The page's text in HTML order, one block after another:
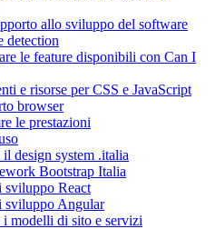
allo sviluppo del software
detection
le feature disponibili con Can I
e risorse per CSS e JavaScript
browser
le prestazioni
design system .italia
Bootstrap Italia
React
sviluppo Angular
modelli di sito e servizi